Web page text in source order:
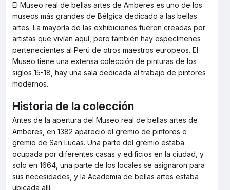
El Museo real de bellas artes de Amberes es uno de los
museos más grandes de Bélgica dedicado a las bellas
artes. La mayoría de las exhibiciones fueron creadas por
artistas que vivían aquí, pero también hay especímenes
pertenecientes al Perú de otros maestros europeos. El
Museo tiene una extensa colección de pinturas de los
siglos 15-18, hay una sala dedicada al trabajo de pintores
modernos.
Historia de la colección
Antes de la apertura del Museo real de bellas artes de
Amberes, en 1382 apareció el gremio de pintores o
gremio de San Lucas. Una parte del gremio estaba
ocupada por diferentes casas y edificios en la ciudad, y
solo en 1664, una parte de los locales se asignaron para
sus necesidades, y la Academia de bellas artes estaba
ubicada allí.